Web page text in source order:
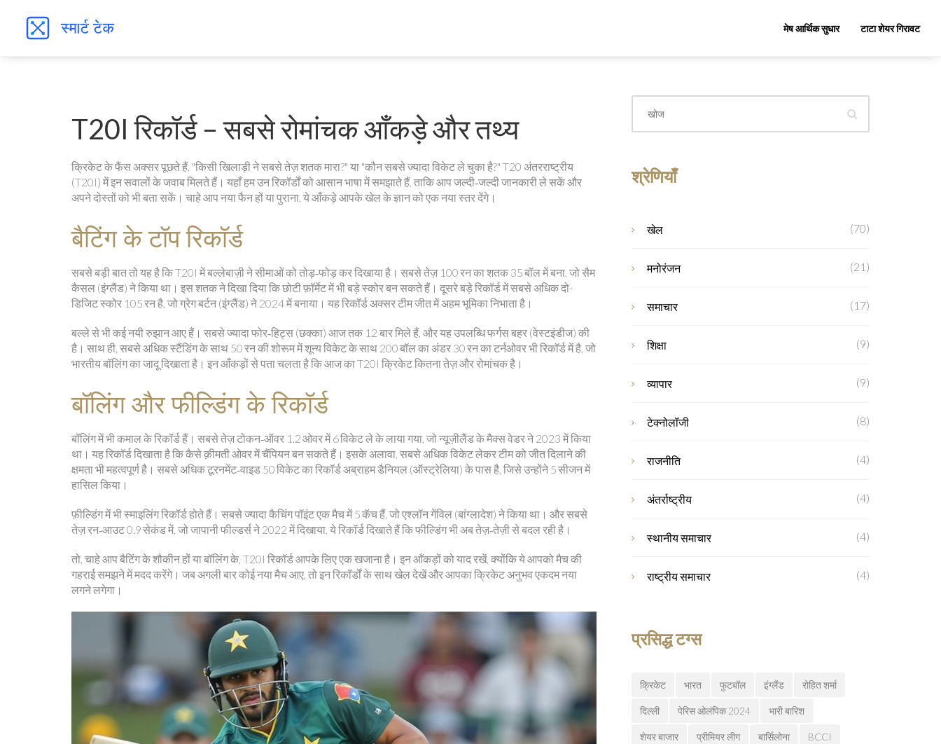
मेष आर्थिक सुधार टाटा शेयर गिरावट
T20I रिकॉर्ड – सबसे रोमांचक आँकड़े और तथ्य
क्रिकेट के फैंस अक्सर पूछते हैं, "किसी खिलाड़ी ने सबसे तेज़ शतक मारा?" या "कौन सबसे ज्यादा विकेट ले चुका है?" T20 अंतरराष्ट्रीय
(T20I) में इन सवालों के जवाब मिलते हैं। यहाँ हम उन रिकॉर्डों को आसान भाषा में समझाते हैं, ताकि आप जल्दी‑जल्दी जानकारी ले सकें और
अपने दोस्तों को भी बता सकें। चाहे आप नया फैन हों या पुराना, ये आँकड़े आपके खेल के ज्ञान को एक नया स्तर देंगे।
बैटिंग के टॉप रिकॉर्ड
सबसे बड़ी बात तो यह है कि T20I में बल्लेबाज़ी ने सीमाओं को तोड़‑फोड़ कर दिखाया है। सबसे तेज़ 100 रन का शतक 35 बॉल में बना, जो सैम
कैसल (इंग्लैंड) ने किया था। इस शतक ने दिखा दिया कि छोटी फ़ॉर्मेट में भी बड़े स्कोर बन सकते हैं। दूसरे बड़े रिकॉर्ड में सबसे अधिक दो-
डिजिट स्कोर 105 रन है, जो ग्रेग बर्टन (इंग्लैंड) ने 2024 में बनाया। यह रिकॉर्ड अक्सर टीम जीत में अहम भूमिका निभाता है।
बल्ले से भी कई नयी रुझान आए हैं। सबसे ज्यादा फोर‑हिट्स (छक्का) आज तक 12 बार मिले हैं, और यह उपलब्धि फर्गस बहर (वेस्टइंडीज) की
है। साथ ही, सबसे अधिक स्टैंडिंग के साथ 50 रन की शोरूम में शून्य विकेट के साथ 200 बॉल का अंडर 30 रन का टर्नओवर भी रिकॉर्ड में है, जो
भारतीय बॉलिंग का जादू दिखाता है। इन आँकड़ों से पता चलता है कि आज का T20I क्रिकेट कितना तेज़ और रोमांचक है।
बॉलिंग और फील्डिंग के रिकॉर्ड
बॉलिंग में भी कमाल के रिकॉर्ड हैं। सबसे तेज़ टोकन‑ऑवर 1.2 ओवर में 6 विकेट ले के लाया गया, जो न्यूज़ीलैंड के मैक्स वेडर ने 2023 में किया
था। यह रिकॉर्ड दिखाता है कि कैसे क़ीमती ओवर में चैंपियन बन सकते हैं। इसके अलावा, सबसे अधिक विकेट लेकर टीम को जीत दिलाने की
क्षमता भी महत्वपूर्ण है। सबसे अधिक टूरनमेंट‑वाइड 50 विकेट का रिकॉर्ड अब्राहम डैनियल (ऑस्ट्रेलिया) के पास है, जिसे उन्होंने 5 सीजन में
हासिल किया।
फ़ील्डिंग में भी स्माइलिंग रिकॉर्ड होते हैं। सबसे ज्यादा कैचिंग पॉइंट एक मैच में 5 कॅच हैं, जो एश्लॉन गेंविल (बांग्लादेश) ने किया था। और सबसे
तेज़ रन‑आउट 0.9 सेकंड में, जो जापानी फील्डर्स ने 2022 में दिखाया, ये रिकॉर्ड दिखाते हैं कि फील्डिंग भी अब तेज़‑तेज़ी से बदल रही है।
तो, चाहे आप बैटिंग के शौकीन हों या बॉलिंग के, T20I रिकॉर्ड आपके लिए एक खजाना है। इन आँकड़ों को याद रखें, क्योंकि ये आपको मैच की
गहराई समझने में मदद करेंगे। जब अगली बार कोई नया मैच आए, तो इन रिकॉर्डों के साथ खेल देखें और आपका क्रिकेट अनुभव एकदम नया
लगने लगेगा।
श्रेणियाँ
खेल (70)
मनोरंजन (21)
समाचार (17)
शिक्षा (9)
व्यापार (9)
टेक्नोलॉजी (8)
राजनीति (4)
अंतर्राष्ट्रीय (4)
स्थानीय समाचार (4)
राष्ट्रीय समाचार (4)
प्रसिद्ध टग्स
क्रिकेट भारत फुटबॉल इंग्लैंड रोहित शर्मा
दिल्ली पेरिस ओलंपिक 2024 भारी बारिश
शेयर बाजार प्रीमियर लीग बार्सिलोना BCCI